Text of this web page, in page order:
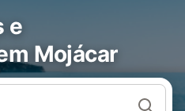
e
Mojácar